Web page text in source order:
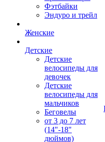
Фэтбайки
Эндуро и трейл
Женские
Детские
Детские
велосипеды для
девочек
Детские
велосипеды для
мальчиков
Беговелы
от 3 до 7 лет
(14"-18"
дюймов)